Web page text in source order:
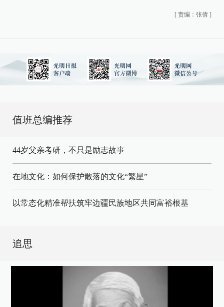
[ 责编：张倩 ]
值班总编推荐
44岁父亲考研，不只是励志故事
在地文化：如何保护散落的文化“繁星”
以常态化精准帮扶筑牢边疆民族地区共同富裕根基
追思